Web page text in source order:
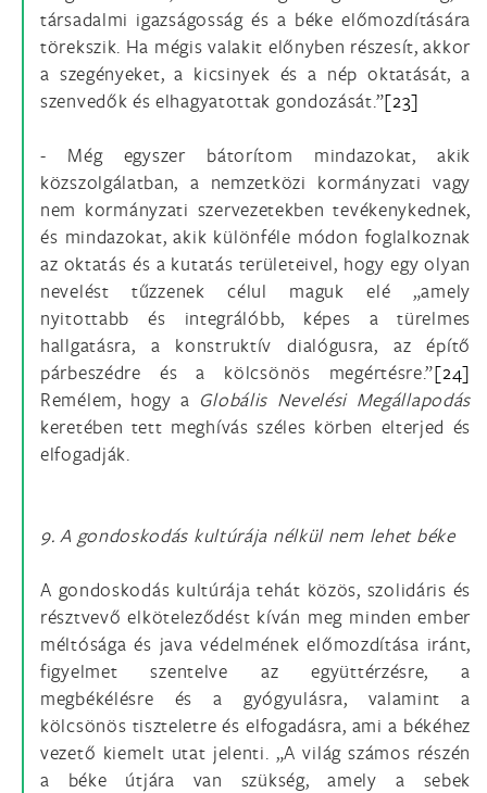
társadalmi igazságosság és a béke előmozdítására
törekszik. Ha mégis valakit előnyben részesít, akkor
a szegényeket, a kicsinyek és a nép oktatását, a
szenvedők és elhagyatottak gondozását.”[23]
- Még egyszer bátorítom mindazokat, akik
közszolgálatban, a nemzetközi kormányzati vagy
nem kormányzati szervezetekben tevékenykednek,
és mindazokat, akik különféle módon foglalkoznak
az oktatás és a kutatás területeivel, hogy egy olyan
nevelést tűzzenek célul maguk elé „amely
nyitottabb és integrálóbb, képes a türelmes
hallgatásra, a konstruktív dialógusra, az építő
párbeszédre és a kölcsönös megértésre.”[24]
Remélem, hogy a Globális Nevelési Megállapodás
keretében tett meghívás széles körben elterjed és
elfogadják.
9. A gondoskodás kultúrája nélkül nem lehet béke
A gondoskodás kultúrája tehát közös, szolidáris és
résztvevő elköteleződést kíván meg minden ember
méltósága és java védelmének előmozdítása iránt,
figyelmet szentelve az együttérzésre, a
megbékélésre és a gyógyulásra, valamint a
kölcsönös tiszteletre és elfogadásra, ami a békéhez
vezető kiemelt utat jelenti. „A világ számos részén
a béke útjára van szükség, amely a sebek